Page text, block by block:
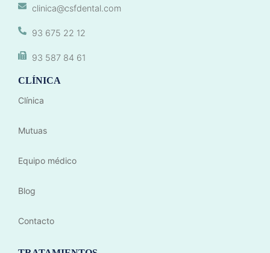
clinica@csfdental.com
93 675 22 12
93 587 84 61
CLÍNICA
Clínica
Mutuas
Equipo médico
Blog
Contacto